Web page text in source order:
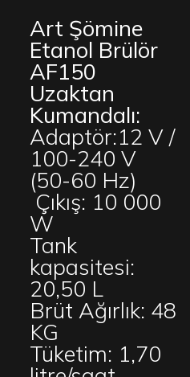
Art Şömine
Etanol Brülör
AF150
Uzaktan
Kumandalı:
Adaptör:12 V /
100-240 V
(50-60 Hz)
Çıkış: 10 000
W
Tank
kapasitesi:
20,50 L
Brüt Ağırlık: 48
KG
Tüketim: 1,70